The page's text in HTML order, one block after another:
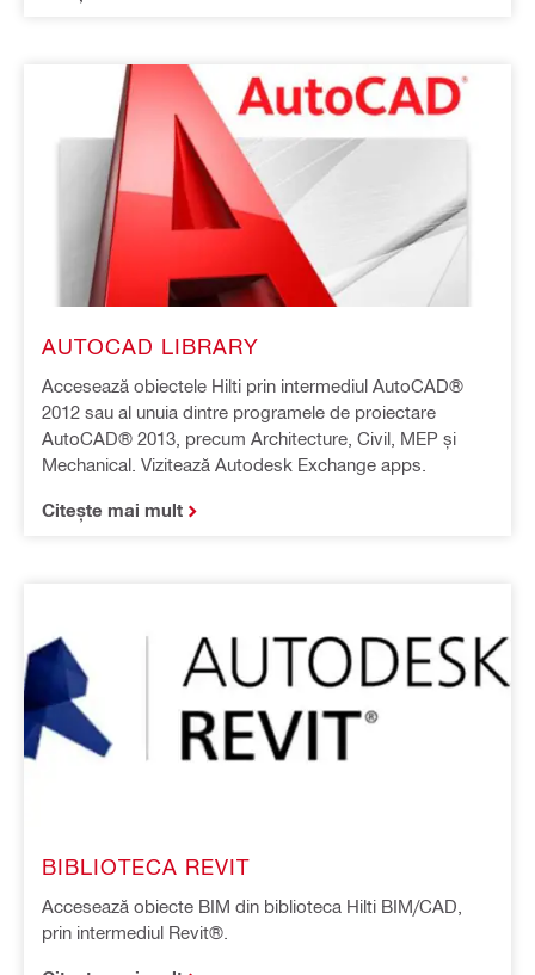
AUTOCAD LIBRARY
Accesează obiectele Hilti prin intermediul AutoCAD®
2012 sau al unuia dintre programele de proiectare
AutoCAD® 2013, precum Architecture, Civil, MEP și
Mechanical. Vizitează Autodesk Exchange apps.
Citește mai mult
BIBLIOTECA REVIT
Accesează obiecte BIM din biblioteca Hilti BIM/CAD,
prin intermediul Revit®.